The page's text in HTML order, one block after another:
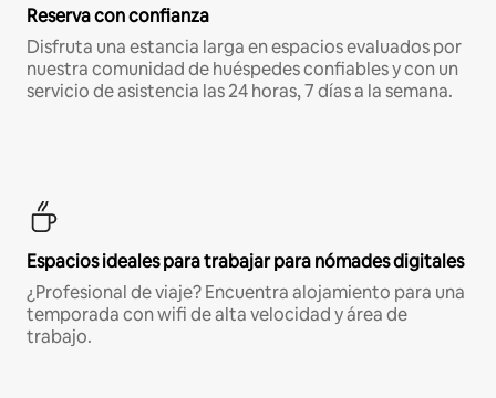
Reserva con confianza
Disfruta una estancia larga en espacios evaluados por
nuestra comunidad de huéspedes confiables y con un
servicio de asistencia las 24 horas, 7 días a la semana.
Espacios ideales para trabajar para nómades digitales
¿Profesional de viaje? Encuentra alojamiento para una
temporada con wifi de alta velocidad y área de
trabajo.